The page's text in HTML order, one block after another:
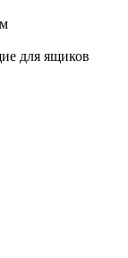
для ящиков